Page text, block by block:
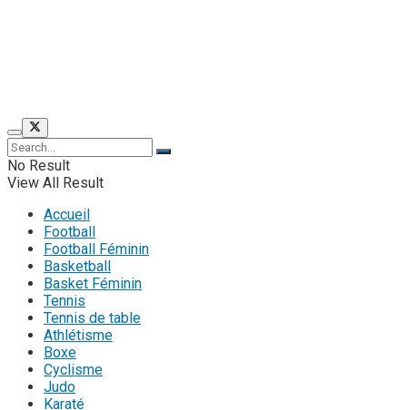
No Result
View All Result
Accueil
Football
Football Féminin
Basketball
Basket Féminin
Tennis
Tennis de table
Athlétisme
Boxe
Cyclisme
Judo
Karaté